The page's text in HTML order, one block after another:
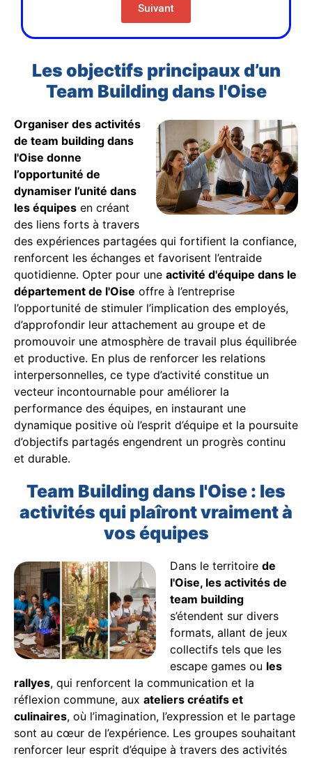
Suivant
Les objectifs principaux d’un
Team Building dans l'Oise
Organiser des activités
de team building dans
l'Oise donne
l’opportunité de
dynamiser l’unité dans
les équipes en créant
des liens forts à travers
des expériences partagées qui fortifient la confiance,
renforcent les échanges et favorisent l’entraide
quotidienne. Opter pour une activité d'équipe dans le
département de l'Oise offre à l’entreprise
l’opportunité de stimuler l’implication des employés,
d’approfondir leur attachement au groupe et de
promouvoir une atmosphère de travail plus équilibrée
et productive. En plus de renforcer les relations
interpersonnelles, ce type d’activité constitue un
vecteur incontournable pour améliorer la
performance des équipes, en instaurant une
dynamique positive où l’esprit d’équipe et la poursuite
d’objectifs partagés engendrent un progrès continu
et durable.
Team Building dans l'Oise : les
activités qui plaîront vraiment à
vos équipes
Dans le territoire de
l'Oise, les activités de
team building
s’étendent sur divers
formats, allant de jeux
collectifs tels que les
escape games ou les
rallyes, qui renforcent la communication et la
réflexion commune, aux ateliers créatifs et
culinaires, où l’imagination, l’expression et le partage
sont au cœur de l’expérience. Les groupes souhaitant
renforcer leur esprit d’équipe à travers des activités